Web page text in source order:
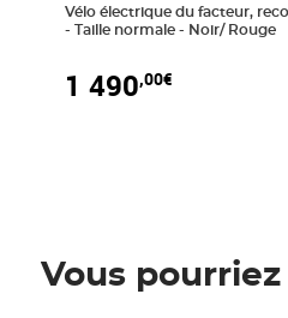
Vélo électrique du facteur,
- Taille normale - Noir/ Rouge
1 490,00€
Vous